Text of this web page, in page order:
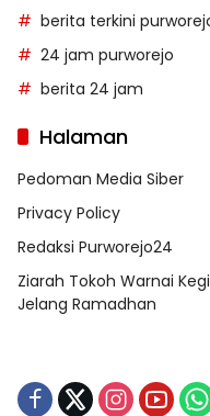
berita terkini
24 jam purworejo
berita 24 jam
Halaman
Pedoman Media Siber
Privacy Policy
Redaksi Purworejo24
Ziarah Tokoh Warnai
Jelang Ramadhan